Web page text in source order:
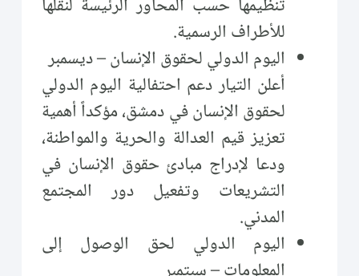
تنظيمها حسب المحاور الرئيسة لنقلها
للأطراف الرسمية.
اليوم الدولي لحقوق الإنسان – ديسمبر
أعلن التيار دعم احتفالية اليوم الدولي
لحقوق الإنسان في دمشق، مؤكداً أهمية
تعزيز قيم العدالة والحرية والمواطنة،
ودعا لإدراج مبادئ حقوق الإنسان في
التشريعات وتفعيل دور المجتمع
المدني.
اليوم الدولي لحق الوصول إلى